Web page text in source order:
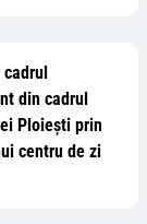
din cadrul
Ploiești prin
centru de zi